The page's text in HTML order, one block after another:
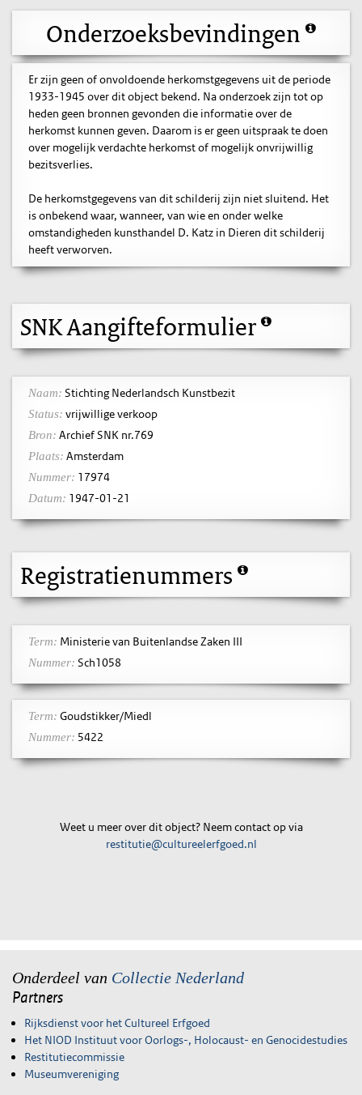
Onderzoeksbevindingen
Er zijn geen of onvoldoende herkomstgegevens uit de periode
1933-1945 over dit object bekend. Na onderzoek zijn tot op
heden geen bronnen gevonden die informatie over de
herkomst kunnen geven. Daarom is er geen uitspraak te doen
over mogelijk verdachte herkomst of mogelijk onvrijwillig
bezitsverlies.
De herkomstgegevens van dit schilderij zijn niet sluitend. Het
is onbekend waar, wanneer, van wie en onder welke
omstandigheden kunsthandel D. Katz in Dieren dit schilderij
heeft verworven.
SNK Aangifteformulier
Naam: Stichting Nederlandsch Kunstbezit
Status: vrijwillige verkoop
Bron: Archief SNK nr.769
Plaats: Amsterdam
Nummer: 17974
Datum: 1947-01-21
Registratienummers
Term: Ministerie van Buitenlandse Zaken III
Nummer: Sch1058
Term: Goudstikker/Miedl
Nummer: 5422
Weet u meer over dit object? Neem contact op via
restitutie@cultureelerfgoed.nl
Onderdeel van Collectie Nederland
Partners
Rijksdienst voor het Cultureel Erfgoed
Het NIOD Instituut voor Oorlogs-, Holocaust- en Genocidestudies
Restitutiecommissie
Museumvereniging